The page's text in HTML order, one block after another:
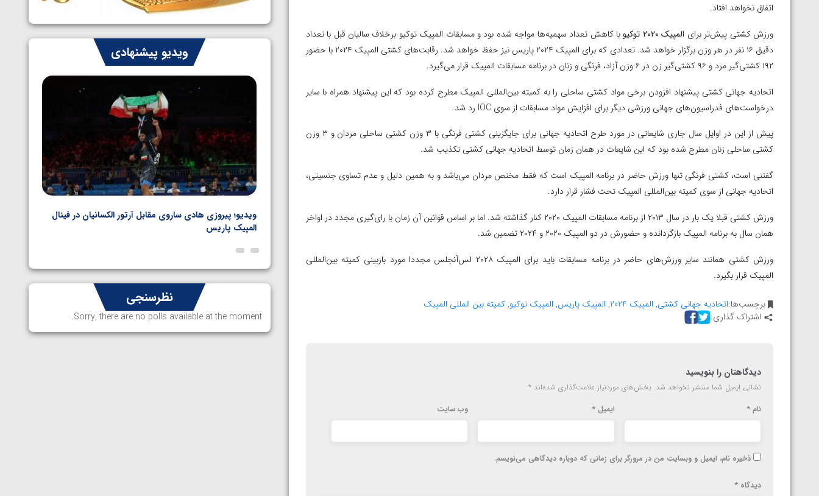
اتفاق نخواهد افتاد.
ورزش کشتی پیش‌تر برای المپیک ۲۰۲۰ توکیو
با کاهش تعداد سهمیه‌ها مواجه شده بود و مسابقات المپیک توکیو برخلاف سالیان قبل با تعداد
دقیق ۱۶ نفر در هر وزن برگزار خواهد شد. تعدادی که برای المپیک ۲۰۲۴ پاریس نیز حفظ خواهد شد. رقابت‌های کشتی المپیک ۲۰۲۴ با حضور
۱۹۲ کشتی‌گیر مرد و ۹۶ کشتی‌گیر زن در ۶ وزن آزاد، فرنگی و زنان در برنامه مسابقات المپیک قرار می‌گیرد.
اتحادیه جهانی کشتی پیشنهاد افزودن برخی مواد کشتی ساحلی را به کمیته بین‌المللی المپیک مطرح کرده بود که این پیشنهاد همراه با سایر
درخواست‌های فدراسیون‌های جهانی ورزشی دیگر برای افزایش مواد مسابقات از سوی IOC رد شد.
پیش از این در اوایل سال جاری شایعاتی در مورد طرح اتحادیه جهانی برای جایگزینی کشتی فرنگی با ۳ وزن کشتی ساحلی مردان و ۳ وزن
کشتی ساحلی زنان مطرح شده بود که این شایعات در همان زمان توسط اتحادیه جهانی کشتی تکذیب شد.
گفتنی است، کشتی فرنگی تنها ورزش حاضر در برنامه المپیک است که فقط مختص مردان می‌باشد و به همین دلیل و عدم تساوی جنسیتی،
اتحادیه جهانی از سوی کمیته بین‌المللی المپیک تحت فشار قرار دارد.
ورزش کشتی قبلا یک بار در سال ۲۰۱۳ از برنامه مسابقات المپیک ۲۰۲۰ کنار گذاشته شد. اما بر اساس قوانین آن زمان با رای‌گیری مجدد در اواخر
همان سال به برنامه المپیک بازگردانده و حضورش در دو المپیک ۲۰۲۰ و ۲۰۲۴ تضمین شد.
ورزش کشتی همانند سایر ورزش‌های حاضر در برنامه مسابقات باید برای المپیک ۲۰۲۸ لس‌آنجلس مجددا مورد بازبینی کمیته بین‌المللی
المپیک قرار بگیرد.
برچسب‌ها:اتحادیه جهانی کشتی, المپیک 2024 , المپیک پاریس, المپیک توکیو,کمیته بین المللی المپیک
اشتراک گذاری:
دیدگاهتان را بنویسید
نشانی ایمیل شما منتشر نخواهد شد. بخش‌های موردنیاز علامت‌گذاری شده‌اند *
نام * ایمیل* وب‌ سایت
ذخیره نام، ایمیل و وبسایت من در مرورگر برای زمانی که دوباره دیدگاهی می‌نویسم.
دیدگاه *
ویدیو پیشنهادی
امین میرزازاده
ویدیو؛ باخت امین کاویانی نژاد مقابل مالخاز آمویان از
ارمنستان
ویدیو؛ صعود حسن یزدانی به فینال المپیک با برتری مقابل
ناظم امینه
ویدیو؛ پیروزی هادی ساروی مقابل آرتور الکسانیان در فینال
المپیک پاریس
نظرسنجی
Sorry, there are no polls available at the moment.